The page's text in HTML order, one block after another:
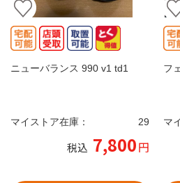
ニューバランス 990 v1 td1
マイストア在庫： 29
税込 7,800円
フ
マ